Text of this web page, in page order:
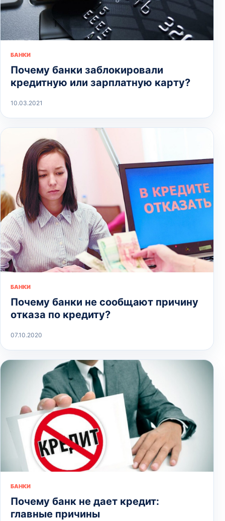
БАНКИ
Почему банки заблокировали
кредитную или зарплатную карту?
10.03.2021
БАНКИ
Почему банки не сообщают причину
отказа по кредиту?
07.10.2020
БАНКИ
Почему банк не дает кредит:
главные причины